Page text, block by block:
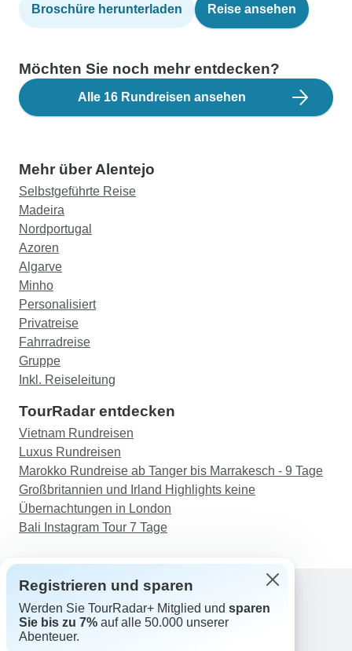
Broschüre herunterladen Reise ansehen
Möchten Sie noch mehr entdecken?
Alle 16 Rundreisen ansehen
Mehr über Alentejo
Selbstgeführte Reise
Madeira
Nordportugal
Azoren
Algarve
Minho
Personalisiert
Privatreise
Fahrradreise
Gruppe
Inkl. Reiseleitung
TourRadar entdecken
Vietnam Rundreisen
Luxus Rundreisen
Marokko Rundreise ab Tanger bis Marrakesch - 9 Tage
Großbritannien und Irland Highlights keine
Übernachtungen in London
Bali Instagram Tour 7 Tage
Support
Kontakt
Registrieren und sparen
Werden Sie TourRadar+ Mitglied und sparen
Sie bis zu 7% auf alle 50.000 unserer
Abenteuer.